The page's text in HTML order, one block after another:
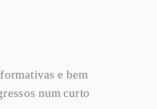
e bem
num curto